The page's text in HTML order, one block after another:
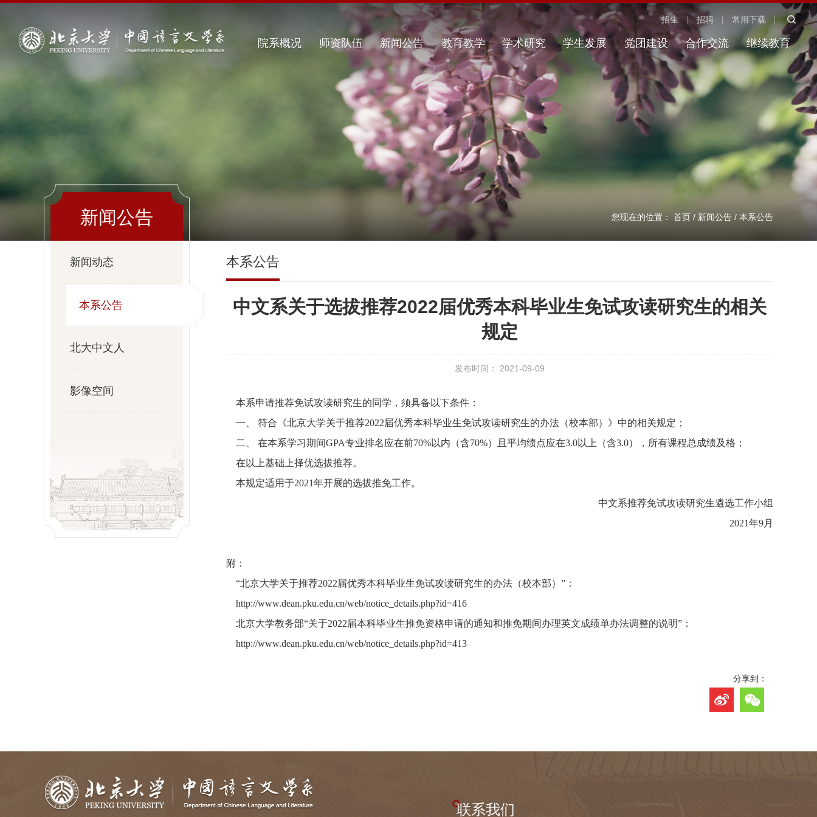
招生 招聘 常用下载
院系概况 师资队伍 新闻公告 教育教学 学术研究 学生发展 党团建设 合作交流 继续教育
您现在的位置： 首页 / 新闻公告 / 本系公告
新闻公告
新闻动态
本系公告
北大中文人
影像空间
本系公告
中文系关于选拔推荐2022届优秀本科毕业生免试攻读研究生的相关
规定
发布时间： 2021-09-09
本系申请推荐免试攻读研究生的同学，须具备以下条件：
一、 符合《北京大学关于推荐2022届优秀本科毕业生免试攻读研究生的办法（校本部）》中的相关规定；
二、 在本系学习期间GPA专业排名应在前70%以内（含70%）且平均绩点应在3.0以上（含3.0），所有课程总成绩及格；
在以上基础上择优选拔推荐。
本规定适用于2021年开展的选拔推免工作。
中文系推荐免试攻读研究生遴选工作小组
2021年9月
附：
“北京大学关于推荐2022届优秀本科毕业生免试攻读研究生的办法（校本部）”：
http://www.dean.pku.edu.cn/web/notice_details.php?id=416
北京大学教务部“关于2022届本科毕业生推免资格申请的通知和推免期间办理英文成绩单办法调整的说明”：
http://www.dean.pku.edu.cn/web/notice_details.php?id=413
分享到：
联系我们